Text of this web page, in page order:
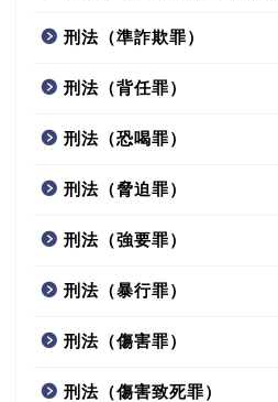
刑法（準詐欺罪）
刑法（背任罪）
刑法（恐喝罪）
刑法（脅迫罪）
刑法（強要罪）
刑法（暴行罪）
刑法（傷害罪）
刑法（傷害致死罪）